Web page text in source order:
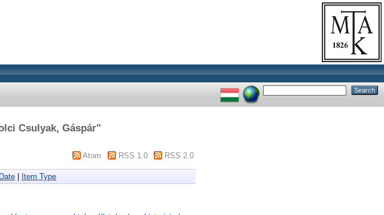
Csulyak, Gáspár"
Atom RSS 1.0 RSS 2.0
Date Item Type